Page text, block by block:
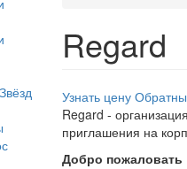
Regard
Узнать цену
Regard -
приглашения на
Добро пожаловать